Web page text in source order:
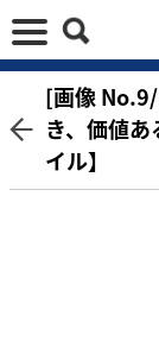
[画像
き、価値
イル】